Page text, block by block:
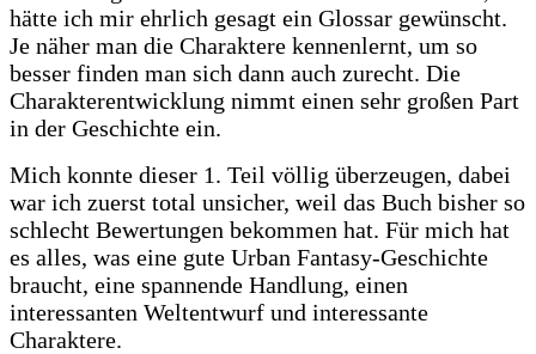
hätte ich mir ehrlich gesagt ein Glossar gewünscht.
Je näher man die Charaktere kennenlernt, um so
besser finden man sich dann auch zurecht. Die
Charakterentwicklung nimmt einen sehr großen Part
in der Geschichte ein.
Mich konnte dieser 1. Teil völlig überzeugen, dabei
war ich zuerst total unsicher, weil das Buch bisher so
schlecht Bewertungen bekommen hat. Für mich hat
es alles, was eine gute Urban Fantasy-Geschichte
braucht, eine spannende Handlung, einen
interessanten Weltentwurf und interessante
Charaktere.